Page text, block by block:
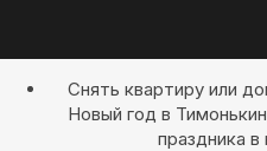
Снять квартиру или
Новый год в
праздника